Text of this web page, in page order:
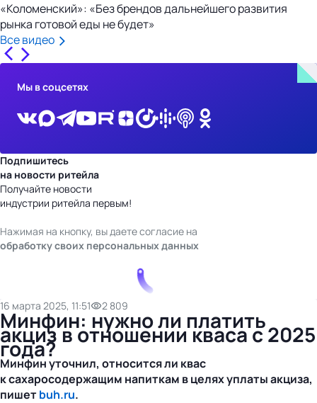
«Коломенский»: «Без брендов дальнейшего развития
рынка готовой еды не будет»
Все видео
Мы в соцсетях
Подпишитесь
на новости ритейла
Получайте новости
индустрии ритейла первым!
Нажимая на кнопку, вы даете согласие на
обработку своих персональных данных
16 марта 2025, 11:51 2 809
Минфин: нужно ли платить
акциз в отношении кваса с 2025
года?
Минфин уточнил, относится ли квас
к сахаросодержащим напиткам в целях уплаты акциза,
пишетbuh.ru.